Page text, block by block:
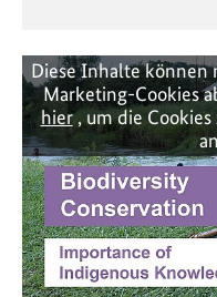
Diese Inhalte können
Marketing-Cookies
hier, um die Cookies